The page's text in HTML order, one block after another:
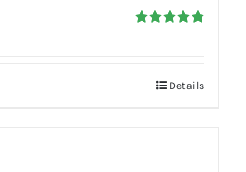
Details